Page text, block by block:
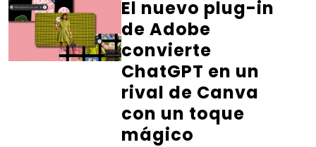
El nuevo plug-in
de Adobe
convierte
ChatGPT en un
rival de Canva
con un toque
mágico